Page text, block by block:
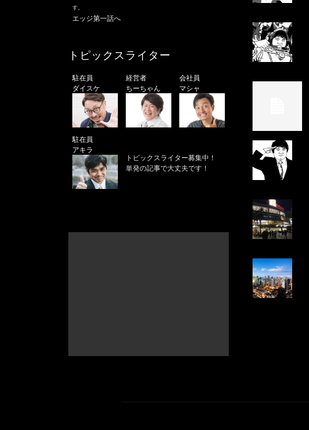
す。
エッジ第一話へ
トピックスライター
駐在員
ダイスケ
経営者
ちーちゃん
会社員
マシャ
駐在員
アキラ
トピックスライター募集中！
単発の記事で大丈夫です！